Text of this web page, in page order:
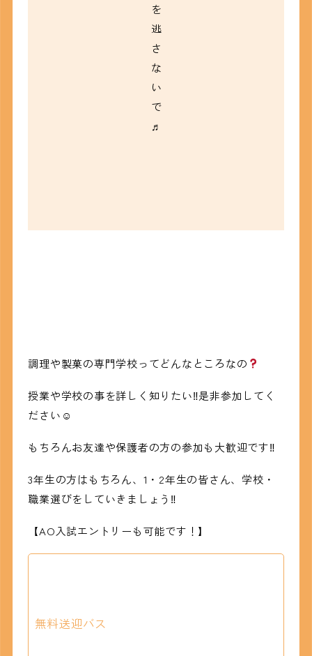
を
逃
さ
な
い
で
♬
調理や製菓の専門学校ってどんなところなの
授業や学校の事を詳しく知りたい‼是非参加してく
ださい☺
もちろんお友達や保護者の方の参加も大歓迎です‼
3年生の方はもちろん、1・2年生の皆さん、学校・
職業選びをしていきましょう‼
【AO入試エントリーも可能です！】
無料送迎バス